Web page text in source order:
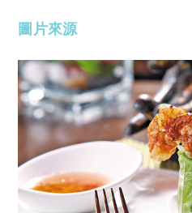
圖片來源